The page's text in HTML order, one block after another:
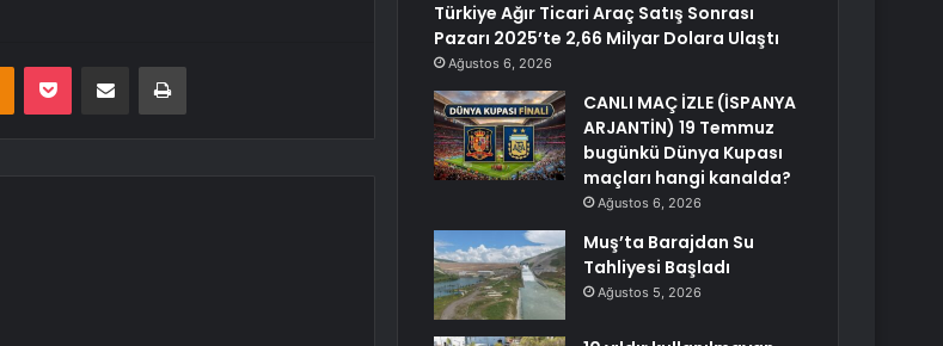
Odnoklassniki
Pocket E-Posta ile paylaş Yazdır
Türkiye Ağır Ticari Araç Satış Sonrası
Pazarı 2025’te 2,66 Milyar Dolara Ulaştı
Ağustos 6, 2026
CANLI MAÇ İZLE (İSPANYA
ARJANTİN) 19 Temmuz
bugünkü Dünya Kupası
maçları hangi kanalda?
Ağustos 6, 2026
Muş’ta Barajdan Su
Tahliyesi Başladı
Ağustos 5, 2026